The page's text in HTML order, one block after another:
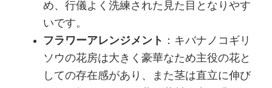
め、行儀よく洗練された見た目となりやす
いです。
フラワーアレンジメント
：キバナノコギリ
ソウの花房は大きく豪華なため主役の花と
しての存在感があり、また茎は直立に伸び